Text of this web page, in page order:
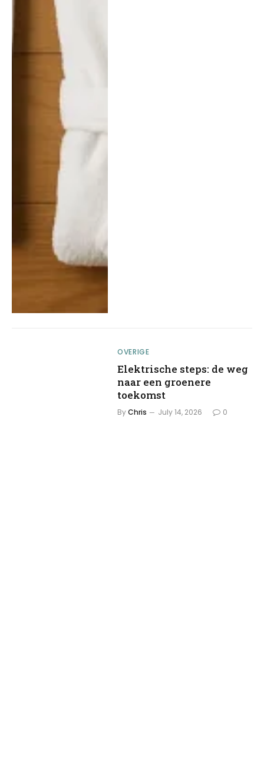
OVERIGE
Elektrische steps: de weg
naar een groenere
toekomst
ByChris July 14, 2026 0